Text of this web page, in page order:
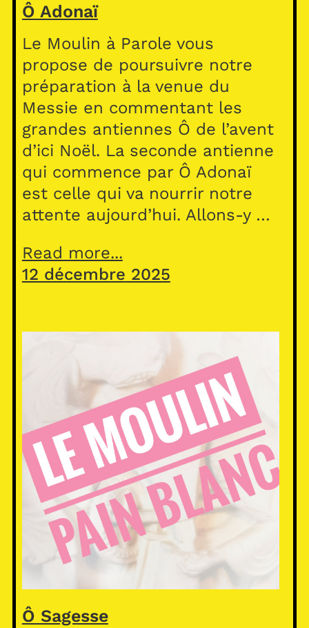
Ô Adonaï
Le Moulin à Parole vous
propose de poursuivre notre
préparation à la venue du
Messie en commentant les
grandes antiennes Ô de l’avent
d’ici Noël. La seconde antienne
qui commence par Ô Adonaï
est celle qui va nourrir notre
attente aujourd’hui. Allons-y …
Read more...
12 décembre 2025
Ô Sagesse